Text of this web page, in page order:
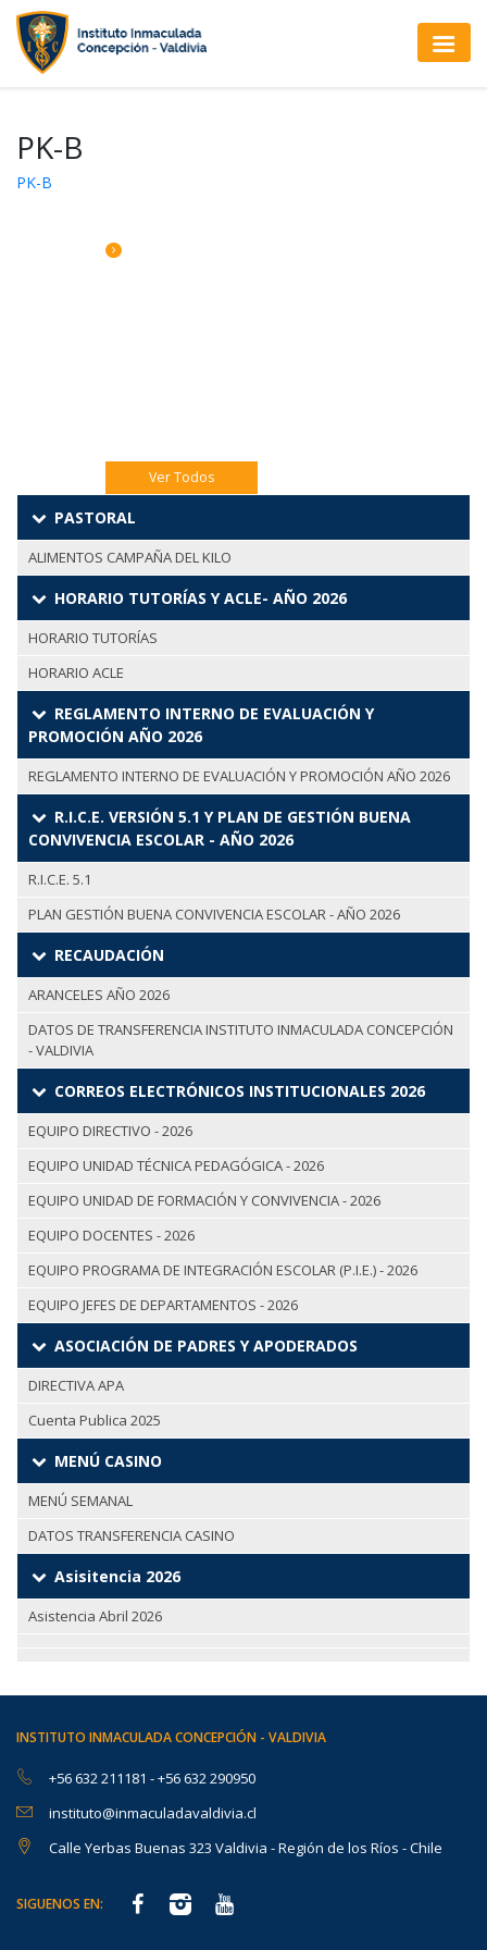
PK-B
PK-B
Ver Todos
PASTORAL
ALIMENTOS CAMPAÑA DEL KILO
HORARIO TUTORÍAS Y ACLE- AÑO 2026
HORARIO TUTORÍAS
HORARIO ACLE
REGLAMENTO INTERNO DE EVALUACIÓN Y
PROMOCIÓN AÑO 2026
REGLAMENTO INTERNO DE EVALUACIÓN Y PROMOCIÓN AÑO 2026
R.I.C.E. VERSIÓN 5.1 Y PLAN DE GESTIÓN BUENA
CONVIVENCIA ESCOLAR - AÑO 2026
R.I.C.E. 5.1
PLAN GESTIÓN BUENA CONVIVENCIA ESCOLAR - AÑO 2026
RECAUDACIÓN
ARANCELES AÑO 2026
DATOS DE TRANSFERENCIA INSTITUTO INMACULADA CONCEPCIÓN
- VALDIVIA
CORREOS ELECTRÓNICOS INSTITUCIONALES 2026
EQUIPO DIRECTIVO - 2026
EQUIPO UNIDAD TÉCNICA PEDAGÓGICA - 2026
EQUIPO UNIDAD DE FORMACIÓN Y CONVIVENCIA - 2026
EQUIPO DOCENTES - 2026
EQUIPO PROGRAMA DE INTEGRACIÓN ESCOLAR (P.I.E.) - 2026
EQUIPO JEFES DE DEPARTAMENTOS - 2026
ASOCIACIÓN DE PADRES Y APODERADOS
DIRECTIVA APA
Cuenta Publica 2025
MENÚ CASINO
MENÚ SEMANAL
DATOS TRANSFERENCIA CASINO
Asisitencia 2026
Asistencia Abril 2026
INSTITUTO INMACULADA CONCEPCIÓN - VALDIVIA
+56 632 211181 -+56 632 290950
instituto@inmaculadavaldivia.cl
Calle Yerbas Buenas 323 Valdivia - Región de los Ríos - Chile
SIGUENOS EN: